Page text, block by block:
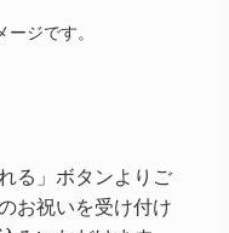
ジです。
る」ボタンよりご
お祝いを受け付け